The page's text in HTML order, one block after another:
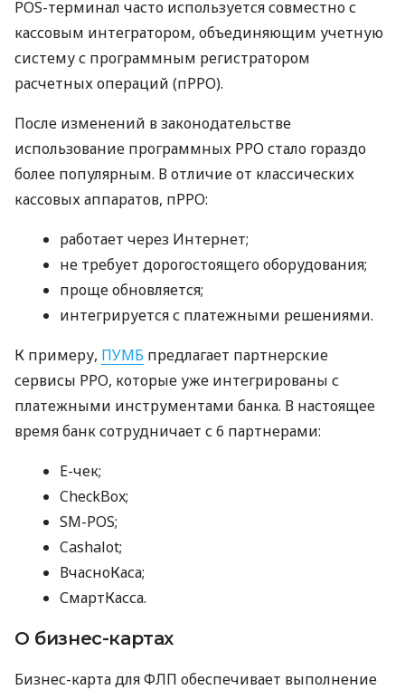
POS-терминал часто используется совместно с
кассовым интегратором, объединяющим учетную
систему с программным регистратором
расчетных операций (пРРО).
После изменений в законодательстве
использование программных РРО стало гораздо
более популярным. В отличие от классических
кассовых аппаратов, пРРО:
работает через Интернет;
не требует дорогостоящего оборудования;
проще обновляется;
интегрируется с платежными решениями.
К примеру, ПУМБ предлагает партнерские
сервисы РРО, которые уже интегрированы с
платежными инструментами банка. В настоящее
время банк сотрудничает с 6 партнерами:
E-чек;
CheckBox;
SM-POS;
Cashalot;
ВчасноКаса;
СмартКасса.
О бизнес-картах
Бизнес-карта для ФЛП обеспечивает выполнение